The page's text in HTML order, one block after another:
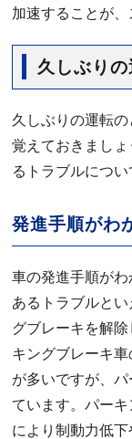
加速することが、
久しぶり
久しぶりの運転
覚えておきまし
るトラブルについ
発進手順がわ
車の発進手順が
あるトラブルと
グブレーキを解
キングブレーキ
が多いですが、
ています。パー
により制動力低